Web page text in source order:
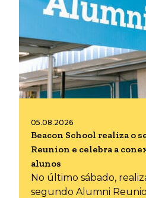
05.08.2026
Beacon School realiza o
Reunion e celebra a
alunos
No último sábado,
segundo Alumni